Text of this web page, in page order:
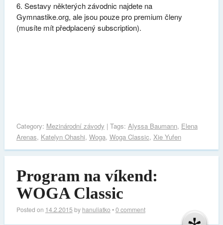
6. Sestavy některých závodnic najdete na
Gymnastike.org, ale jsou pouze pro premium členy
(musíte mít předplacený subscription).
Category: Mezinárodní závody | Tags: Alyssa Baumann, Elena
Arenas, Katelyn Ohashi, Woga, Woga Classic, Xie Yufen
Program na víkend:
WOGA Classic
Posted on 14.2.2015 by hanuliatko •0 comment